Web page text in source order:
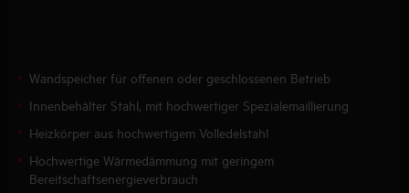
Wandspeicher für offenen oder geschlossenen Betrieb
Innenbehälter Stahl, mit hochwertiger Spezialemaillierung
Heizkörper aus hochwertigem Volledelstahl
Hochwertige Wärmedämmung mit geringem
Bereitschaftsenergieverbrauch